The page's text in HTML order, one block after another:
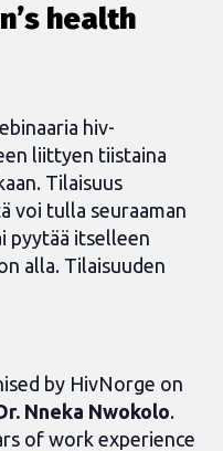
health
hiv-
liittyen tiistaina
Tilaisuus
voi tulla seuraaman
pyytää itselleen
alla. Tilaisuuden
by HivNorge on
Nneka Nwokolo.
of work experience